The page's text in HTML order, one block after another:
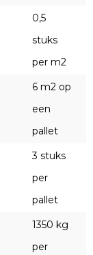
0,5
stuks
per m2
6 m2 op
een
pallet
3 stuks
per
pallet
1350 kg
per